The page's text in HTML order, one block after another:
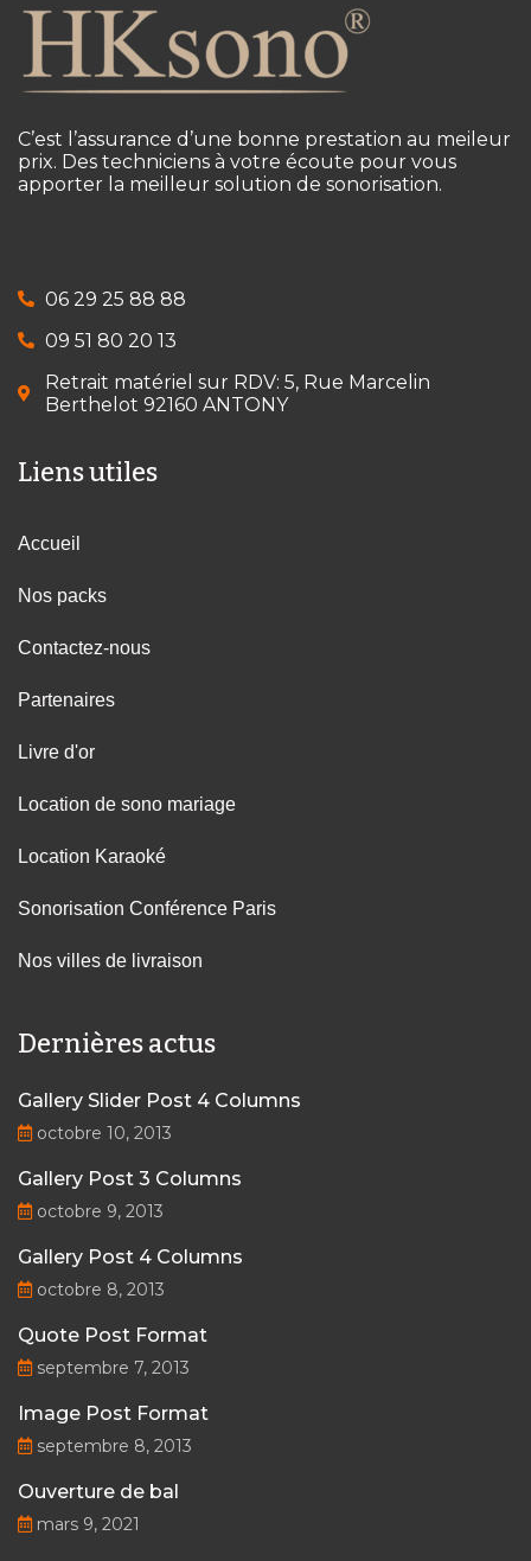
C’est l’assurance d’une bonne prestation au meileur
prix. Des techniciens à votre écoute pour vous
apporter la meilleur solution de sonorisation.
06 29 25 88 88
09 51 80 20 13
Retrait matériel sur RDV: 5, Rue Marcelin
Berthelot 92160 ANTONY
Liens utiles
Accueil
Nos packs
Contactez-nous
Partenaires
Livre d'or
Location de sono mariage
Location Karaoké
Sonorisation Conférence Paris
Nos villes de livraison
Dernières actus
Gallery Slider Post 4 Columns
octobre 10, 2013
Gallery Post 3 Columns
octobre 9, 2013
Gallery Post 4 Columns
octobre 8, 2013
Quote Post Format
septembre 7, 2013
Image Post Format
septembre 8, 2013
Ouverture de bal
mars 9, 2021